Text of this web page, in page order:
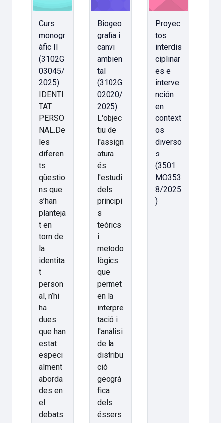
Curs
monogr
àfic II
(3102G
03045/
2025)
IDENTI
TAT
PERSO
NAL.De
les
diferen
ts
qüestio
ns que
s’han
planteja
t en
torn de
la
identita
t
person
al, n’hi
ha
dues
que han
estat
especi
alment
aborda
des en
el
debats
Biogeo
grafia i
canvi
ambien
tal
(3102G
02020/
2025)
L'objec
tiu de
l'assign
atura
és
l'estudi
dels
principi
s
teòrics
i
metodo
lògics
que
permet
en la
interpre
tació i
l'anàlisi
de la
distribu
ció
geogrà
fica
dels
éssers
Proyec
tos
interdis
ciplinar
es e
interve
nción
en
context
os
diverso
s
(3501
MO353
8/2025
)